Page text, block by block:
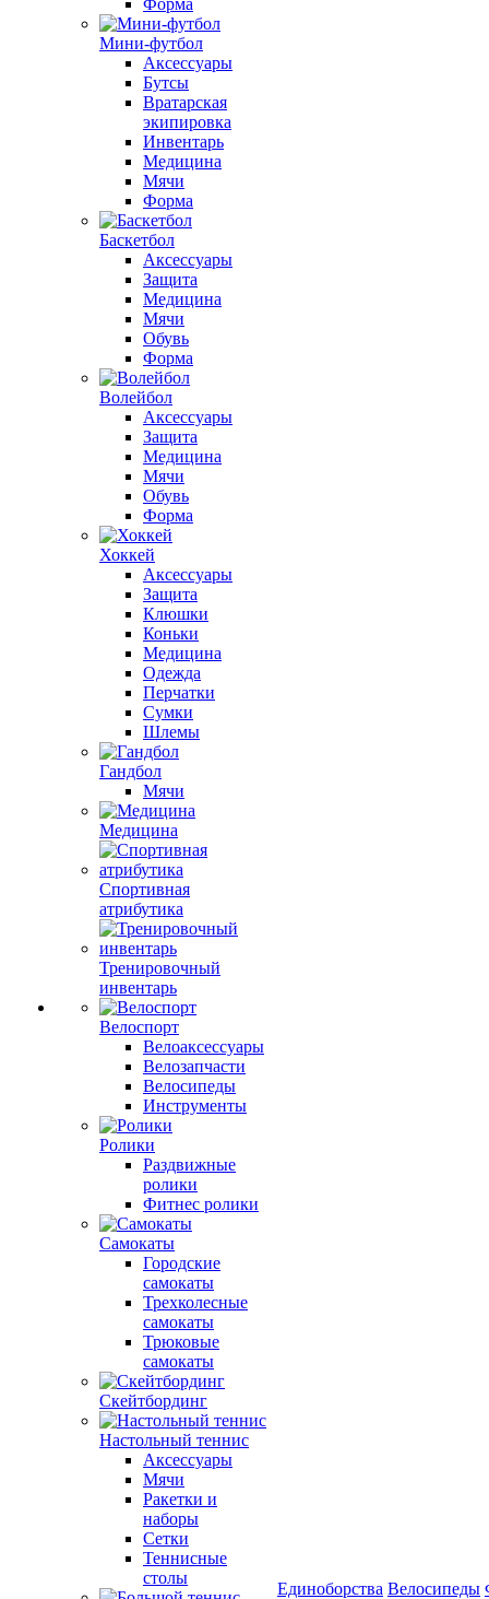
Форма
Мини-футбол
Аксессуары
Бутсы
Вратарская
экипировка
Инвентарь
Медицина
Мячи
Форма
Баскетбол
Аксессуары
Защита
Медицина
Мячи
Обувь
Форма
Волейбол
Аксессуары
Защита
Медицина
Мячи
Обувь
Форма
Хоккей
Аксессуары
Защита
Клюшки
Коньки
Медицина
Одежда
Перчатки
Сумки
Шлемы
Гандбол
Мячи
Медицина
Спортивная
атрибутика
Тренировочный
инвентарь
Велоспорт
Велоаксессуары
Велозапчасти
Велосипеды
Инструменты
Ролики
Раздвижные
ролики
Фитнес ролики
Самокаты
Городские
самокаты
Трехколесные
самокаты
Трюковые
самокаты
Скейтбординг
Настольный теннис
Аксессуары
Мячи
Ракетки и
наборы
Сетки
Теннисные
столы
Единоборства Велосипеды